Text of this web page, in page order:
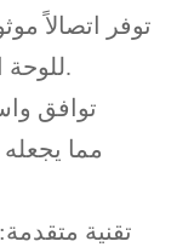
للوحة الأم، مما يعزز قدرات الشبكة العامة.
توافق
تقنية